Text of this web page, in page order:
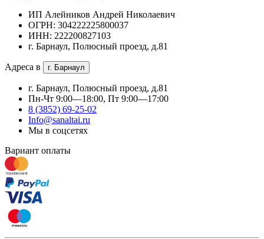
ИП Алейников Андрей Николаевич
ОГРН: 304222225800037
ИНН: 222200827103
г. Барнаул, Полюсный проезд, д.81
Адреса в г. Барнаул
г. Барнаул, Полюсный проезд, д.81
Пн-Чт 9:00—18:00, Пт 9:00—17:00
8 (3852) 69-25-02
Info@sanaltai.ru
Мы в соцсетях
Вариант оплаты